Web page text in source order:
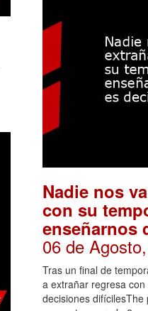
Nadie nos
con su
enseñarnos
06 de
Tras un final de
a extrañar regresa
decisiones